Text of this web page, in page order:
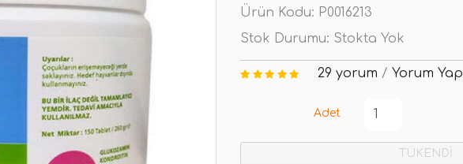
Ürün Kodu: P0016213
Stok Durumu: Stokta Yok
29 yorum / Yorum Yap
Adet
TÜKENDİ